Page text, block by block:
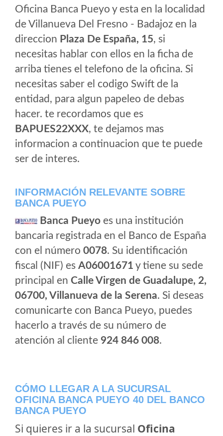
Oficina Banca Pueyo y esta en la localidad
de Villanueva Del Fresno - Badajoz en la
direccion Plaza De España, 15, si
necesitas hablar con ellos en la ficha de
arriba tienes el telefono de la oficina. Si
necesitas saber el codigo Swift de la
entidad, para algun papeleo de debas
hacer. te recordamos que es
BAPUES22XXX, te dejamos mas
informacion a continuacion que te puede
ser de interes.
INFORMACIÓN RELEVANTE SOBRE
BANCA PUEYO
Banca Pueyo es una institución
bancaria registrada en el Banco de España
con el número 0078. Su identificación
fiscal (NIF) es A06001671 y tiene su sede
principal en Calle Virgen de Guadalupe, 2,
06700, Villanueva de la Serena. Si deseas
comunicarte con Banca Pueyo, puedes
hacerlo a través de su número de
atención al cliente 924 846 008.
CÓMO LLEGAR A LA SUCURSAL
OFICINA BANCA PUEYO 40 DEL BANCO
BANCA PUEYO
Si quieres ir a la sucursal Oficina